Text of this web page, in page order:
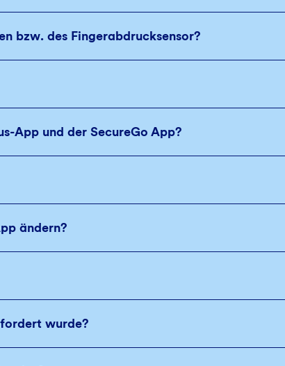
bzw. des Fingerabdrucksensor?
App und der SecureGo App?
ändern?
wurde?